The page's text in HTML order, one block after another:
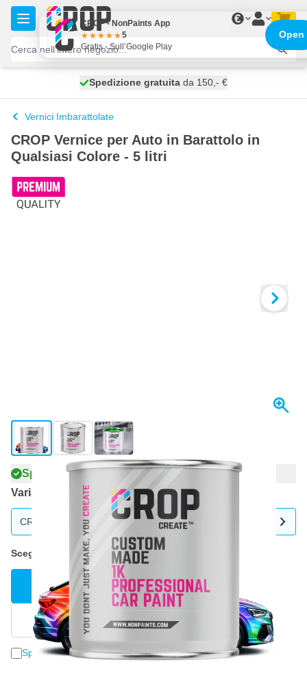
Salta al contenuto
€
spedito oggi
Spedizione gratuita da 150,- €
100 giorni
Vernici Imbarattolate
CROP Vernice per Auto in Barattolo in
Qualsiasi Colore - 5 litri
View larger imageView larger imageView larger image
Spedito entro 1-2 giorni
Variante
CROP Vernice per Auto in Barattolo in Qualsiasi Colore - 5 litri
Scegli una variante
Scegli il tuo colore
Inserire manualmente
Spedisci un campione
CROP - NonPaints App
5
Gratis - Sull’Google Play
Open